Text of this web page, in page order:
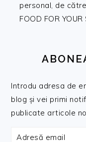
personal, de
FOOD FOR YOUR
Introdu adresa de
blog și vei primi
publicate articole
Adresă